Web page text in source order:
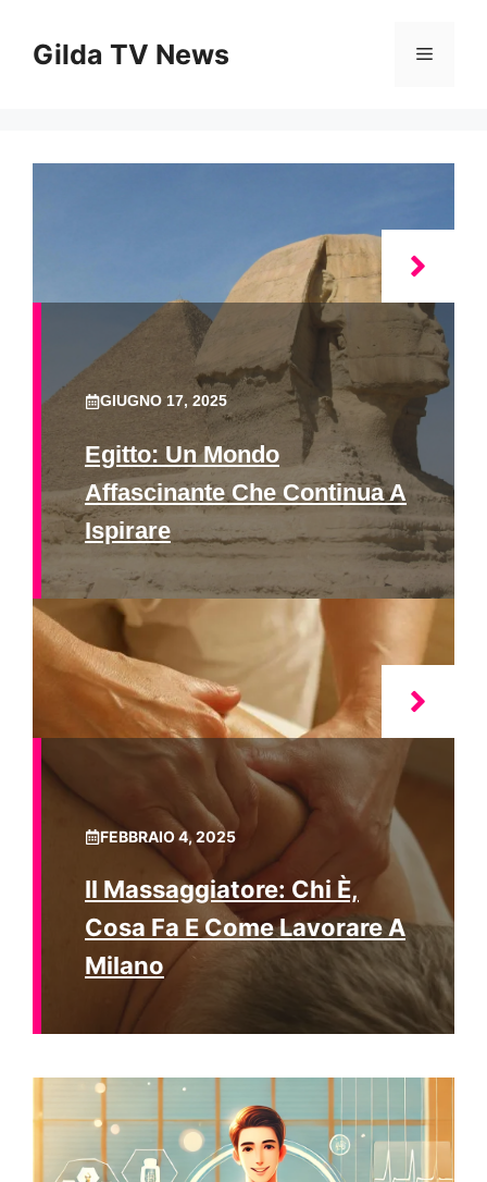
contenuto
Gilda TV News Menu
GIUGNO 17, 2025
Egitto: Un Mondo
Affascinante Che Continua A
Ispirare
FEBBRAIO 4, 2025
Il Massaggiatore: Chi È,
Cosa Fa E Come Lavorare A
Milano